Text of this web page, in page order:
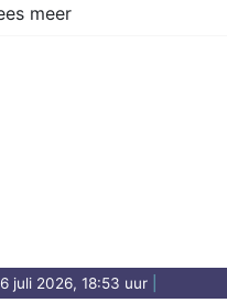
6 juli 2026, 18:53 uur